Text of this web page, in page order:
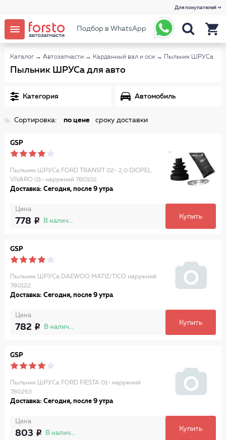
Для покупателей
Подбор в WhatsApp
Каталог → Автозапчасти → Карданный вал и оси → Пыльник ШРУСа
Пыльник ШРУСа для авто
Категория Автомобиль
Сортировка: по цене сроку доставки
GSP
Пыльник ШРУСа FORD TRANSIT 02- 2,0 DIOPEL
VIVARO 01- наружний 780102
Доставка: Сегодня, после 9 утра
Цена
778 В наличии
Купить
GSP
Пыльник ШРУСа DAEWOO MATIZ/TICO наружний
780122
Доставка: Сегодня, после 9 утра
Цена
782 В наличии
Купить
GSP
Пыльник ШРУСа FORD FIESTA 01- наружний
780263
Доставка: Сегодня, после 9 утра
Цена
803 В наличии
Купить